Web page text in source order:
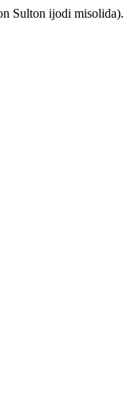
Sulton ijodi misolida).